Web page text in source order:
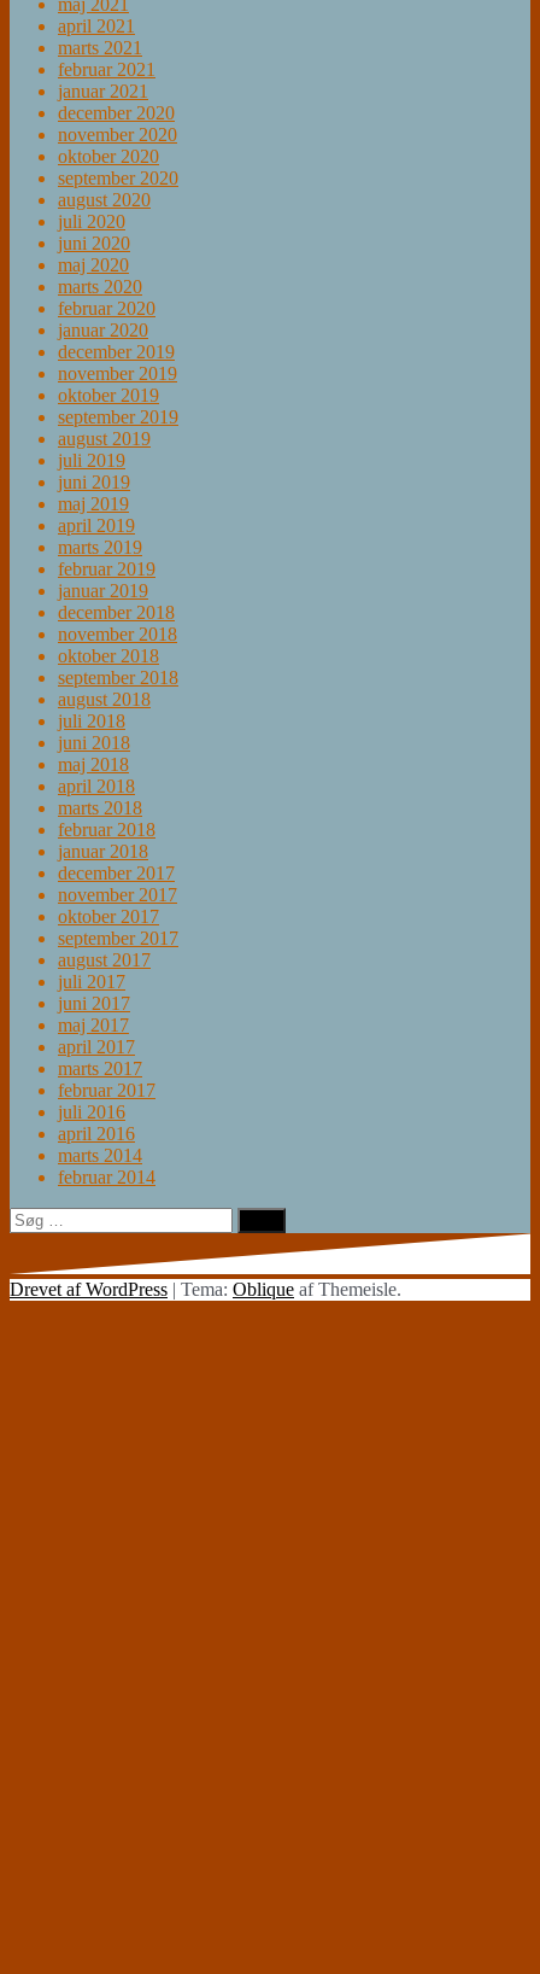
april 2021
marts 2021
februar 2021
januar 2021
december 2020
november 2020
oktober 2020
september 2020
august 2020
juli 2020
juni 2020
maj 2020
marts 2020
februar 2020
januar 2020
december 2019
november 2019
oktober 2019
september 2019
august 2019
juli 2019
juni 2019
maj 2019
april 2019
marts 2019
februar 2019
januar 2019
december 2018
november 2018
oktober 2018
september 2018
august 2018
juli 2018
juni 2018
maj 2018
april 2018
marts 2018
februar 2018
januar 2018
december 2017
november 2017
oktober 2017
september 2017
august 2017
juli 2017
juni 2017
maj 2017
april 2017
marts 2017
februar 2017
juli 2016
april 2016
marts 2014
februar 2014
Søg
efter:
Drevet af WordPress | Tema: Oblique af Themeisle.